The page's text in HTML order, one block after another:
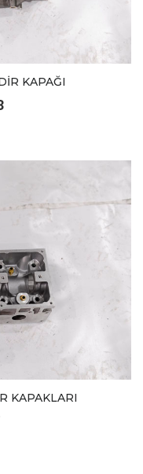
KAPAĞI
KAPAKLARI